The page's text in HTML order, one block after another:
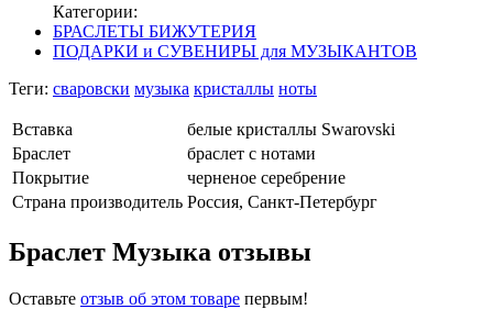
Категории:
БРАСЛЕТЫ БИЖУТЕРИЯ
ПОДАРКИ и СУВЕНИРЫ для МУЗЫКАНТОВ
Теги: сваровски музыка кристаллы ноты
Вставка
белые кристаллы Swarovski
Браслет
браслет с нотами
Покрытие
черненое серебрение
Страна производитель Россия, Санкт-Петербург
Браслет Музыка отзывы
Оставьте отзыв об этом товаре первым!